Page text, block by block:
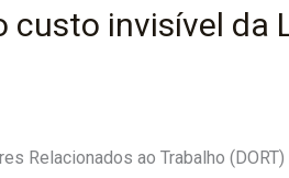
invisível da
Relacionados ao Trabalho